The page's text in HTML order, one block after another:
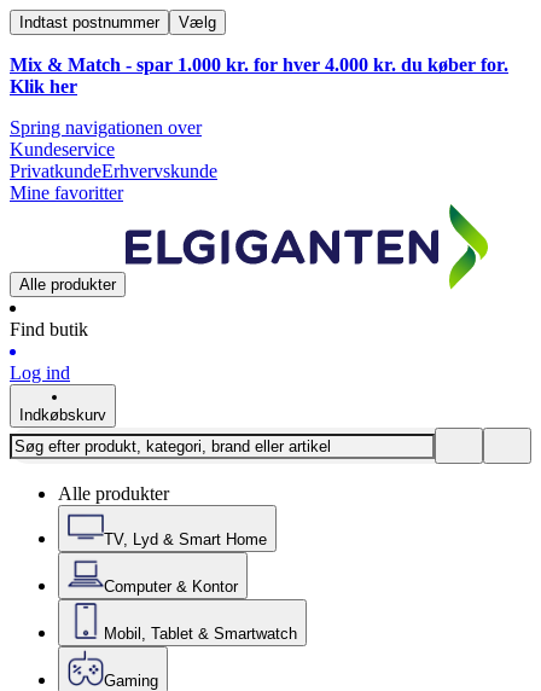
Indtast postnummer Vælg
Mix & Match - spar 1.000 kr. for hver 4.000 kr. du køber for.
Klik her
Spring navigationen over
Kundeservice
PrivatkundeErhvervskunde
Mine favoritter
Alle produkter
Find butik
Log ind
Indkøbskurv
Alle produkter
TV, Lyd & Smart Home
Computer & Kontor
Mobil, Tablet & Smartwatch
Gaming